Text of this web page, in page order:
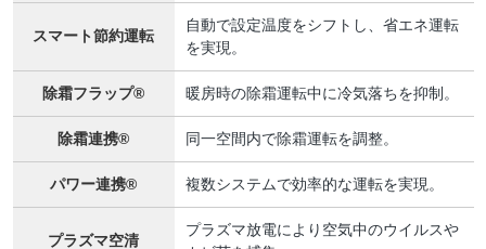
スマート節約運転
自動で設定温度をシフトし、省エネ運転
を実現。
除霜フラップ® 暖房時の除霜運転中に冷気落ちを抑制。
除霜連携® 同一空間内で除霜運転を調整。
パワー連携® 複数システムで効率的な運転を実現。
プラズマ空清
プラズマ放電により空気中のウイルスや